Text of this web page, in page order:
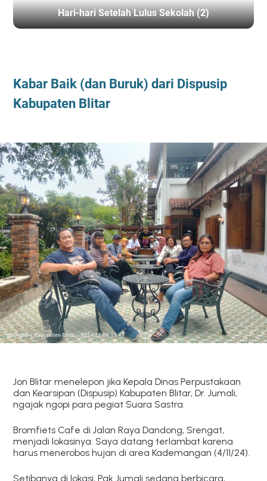
Hari-hari Setelah Lulus Sekolah (2)
Kabar Baik (dan Buruk) dari Dispusip
Kabupaten Blitar
Jon Blitar menelepon jika Kepala Dinas Perpustakaan
dan Kearsipan (Dispusip) Kabupaten Blitar, Dr. Jumali,
ngajak ngopi para pegiat Suara Sastra.
Bromfiets Cafe di Jalan Raya Dandong, Srengat,
menjadi lokasinya. Saya datang terlambat karena
harus menerobos hujan di area Kademangan (4/11/24).
Setibanya di lokasi, Pak Jumali sedang berbicara,